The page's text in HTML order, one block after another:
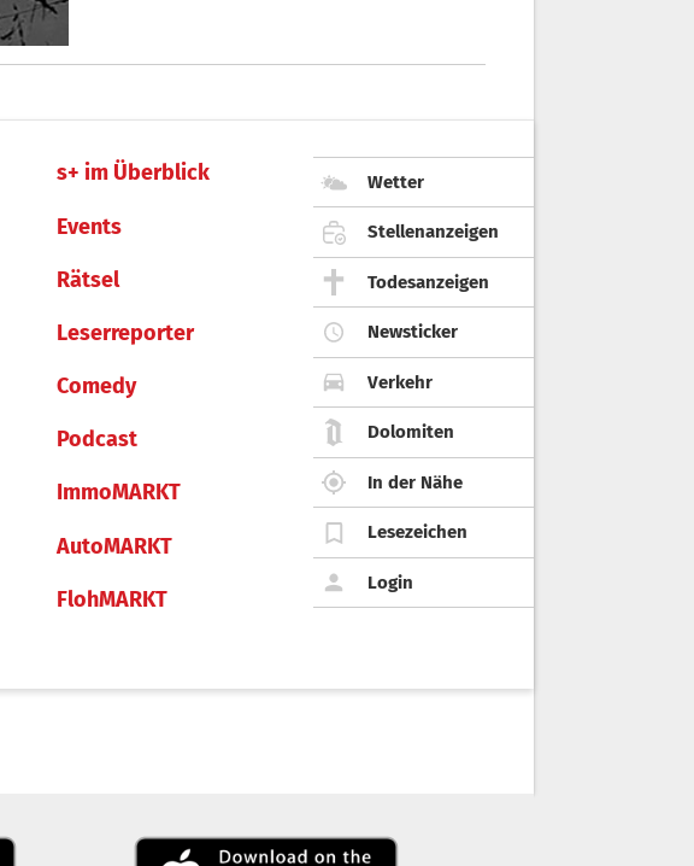
s+ im Überblick
Events
Rätsel
Leserreporter
Comedy
Podcast
ImmoMARKT
AutoMARKT
FlohMARKT
Wetter
Stellenanzeigen
Todesanzeigen
Newsticker
Verkehr
Dolomiten
In der Nähe
Lesezeichen
Login